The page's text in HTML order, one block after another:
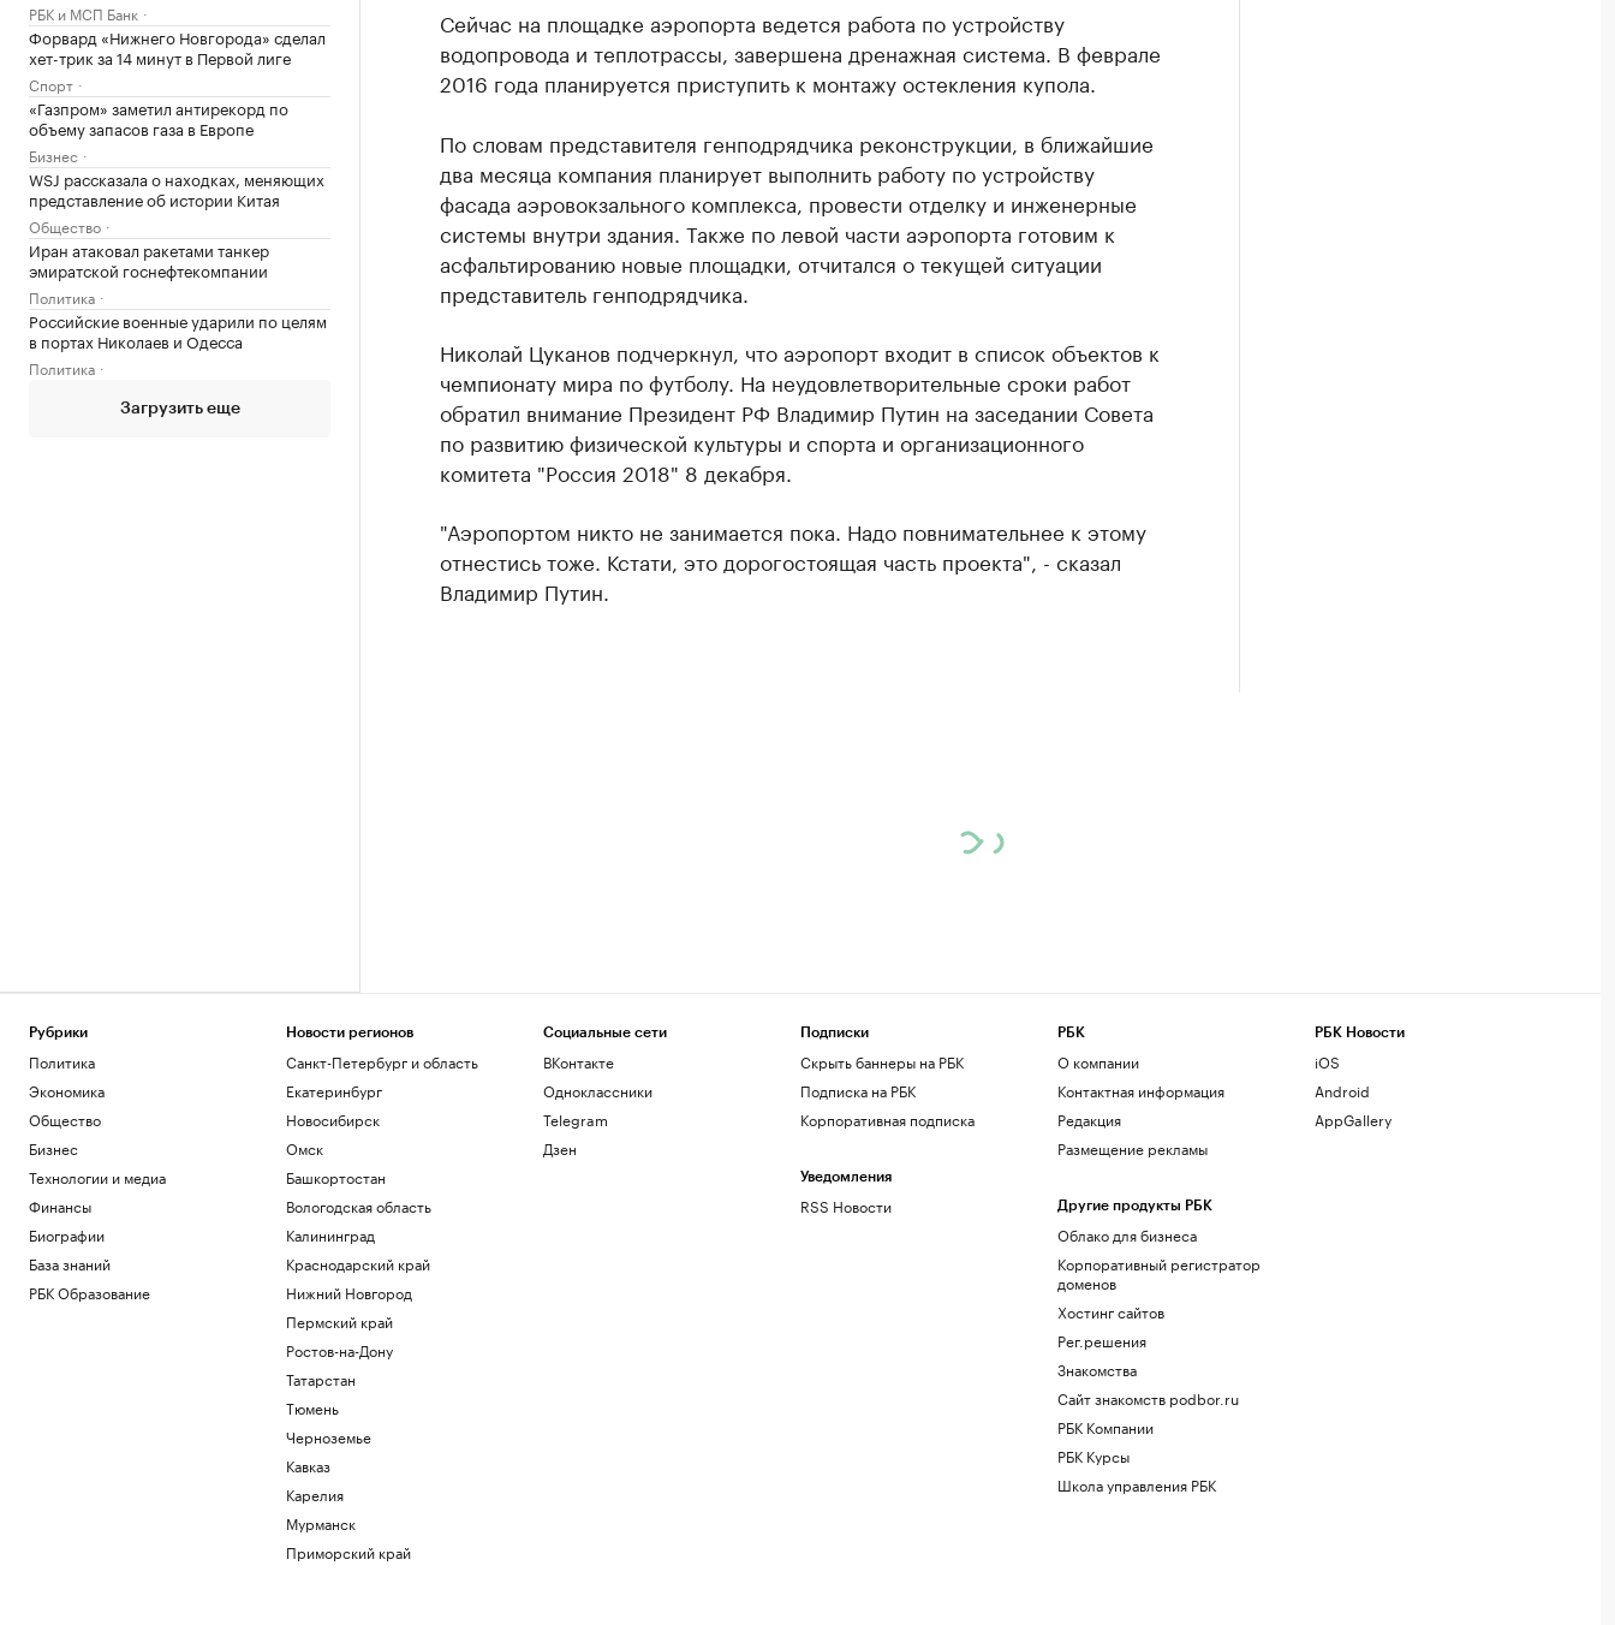
РБК и МСП Банк
Форвард «Нижнего Новгорода» сделал
хет-трик за 14 минут в Первой лиге
Спорт
«Газпром» заметил антирекорд по
объему запасов газа в Европе
Бизнес
WSJ рассказала о находках, меняющих
представление об истории Китая
Общество
Иран атаковал ракетами танкер
эмиратской госнефтекомпании
Политика
Российские военные ударили по целям
в портах Николаев и Одесса
Политика
Загрузить еще
Сейчас на площадке аэропорта ведется работа по устройству
водопровода и теплотрассы, завершена дренажная система. В феврале
2016 года планируется приступить к монтажу остекления купола.
По словам представителя генподрядчика реконструкции, в ближайшие
два месяца компания планирует выполнить работу по устройству
фасада аэровокзального комплекса, провести отделку и инженерные
системы внутри здания. Также по левой части аэропорта готовим к
асфальтированию новые площадки, отчитался о текущей ситуации
представитель генподрядчика.
Николай Цуканов подчеркнул, что аэропорт входит в список объектов к
чемпионату мира по футболу. На неудовлетворительные сроки работ
обратил внимание Президент РФ Владимир Путин на заседании Совета
по развитию физической культуры и спорта и организационного
комитета "Россия 2018" 8 декабря.
"Аэропортом никто не занимается пока. Надо повнимательнее к этому
отнестись тоже. Кстати, это дорогостоящая часть проекта", - сказал
Владимир Путин.
Рубрики
Политика
Экономика
Общество
Бизнес
Технологии и медиа
Финансы
Биографии
База знаний
РБК Образование
Новости регионов
Санкт-Петербург и область
Екатеринбург
Новосибирск
Омск
Башкортостан
Вологодская область
Калининград
Краснодарский край
Нижний Новгород
Пермский край
Ростов-на-Дону
Татарстан
Тюмень
Черноземье
Кавказ
Карелия
Мурманск
Приморский край
Социальные сети
ВКонтакте
Одноклассники
Telegram
Дзен
Подписки
Скрыть баннеры на РБК
Подписка на РБК
Корпоративная подписка
Уведомления
RSS Новости
РБК
О компании
Контактная информация
Редакция
Размещение рекламы
Другие продукты РБК
Облако для бизнеса
Корпоративный регистратор
доменов
Хостинг сайтов
Рег.решения
Знакомства
Сайт знакомств podbor.ru
РБК Компании
РБК Курсы
Школа управления РБК
РБК Новости
iOS
Android
AppGallery